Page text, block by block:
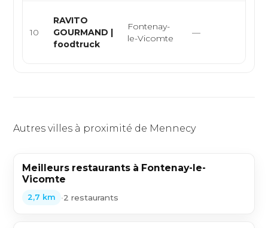
10
RAVITO
GOURMAND |
foodtruck
Fontenay-
le-Vicomte
—
Autres villes à proximité de Mennecy
Meilleurs restaurants à Fontenay-le-
Vicomte
2,7 km •2 restaurants